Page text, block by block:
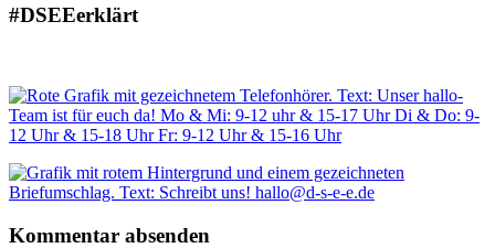
#DSEEerklärt
Kommentar absenden